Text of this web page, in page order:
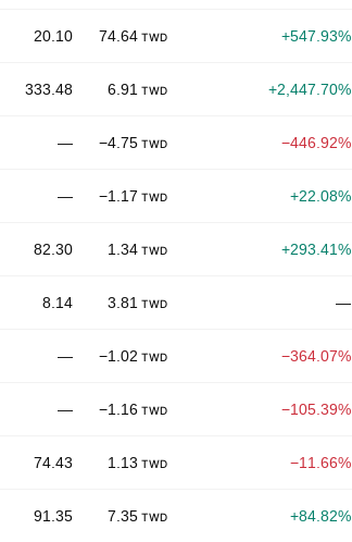
20.10 74.64 TWD +547.93%
333.48 6.91 TWD +2,447.70%
— −4.75 TWD −446.92%
— −1.17 TWD +22.08%
82.30 1.34 TWD +293.41%
8.14 3.81 TWD —
— −1.02 TWD −364.07%
— −1.16 TWD −105.39%
74.43 1.13 TWD −11.66%
91.35 7.35 TWD +84.82%